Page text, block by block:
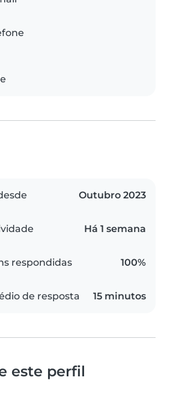
Outubro 2023
Há 1 semana
respondidas 100%
de resposta 15 minutos
este perfil